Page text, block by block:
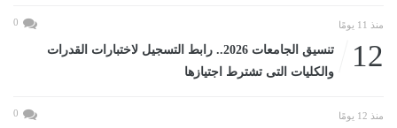
منذ 11 يومًا 0
12
تنسيق الجامعات 2026.. رابط التسجيل لاختبارات القدرات
والكليات التى تشترط اجتيازها
منذ 12 يومًا 0